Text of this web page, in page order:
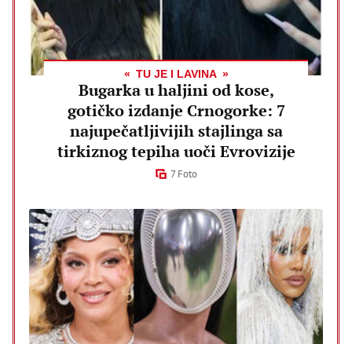
TU JE I LAVINA
Bugarka u haljini od kose,
gotičko izdanje Crnogorke: 7
najupečatljivijih stajlinga sa
tirkiznog tepiha uoči Evrovizije
7 Foto